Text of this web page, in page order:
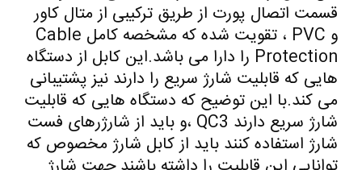
قسمت اتصال پورت از طریق ترکیبی از متال کاور
و PVC ، تقویت شده که مشخصه کامل Cable
Protection را دارا می باشد.این کابل از دستگاه
هایی که قابلیت شارژ سریع را دارند نیز پشتیبانی
می کند.با این توضیح که دستگاه هایی که قابلیت
شارژ سریع دارند QC3 ،و باید از شارژرهای فست
شارژ استفاده کنند باید از کابل شارژ مخصوص که